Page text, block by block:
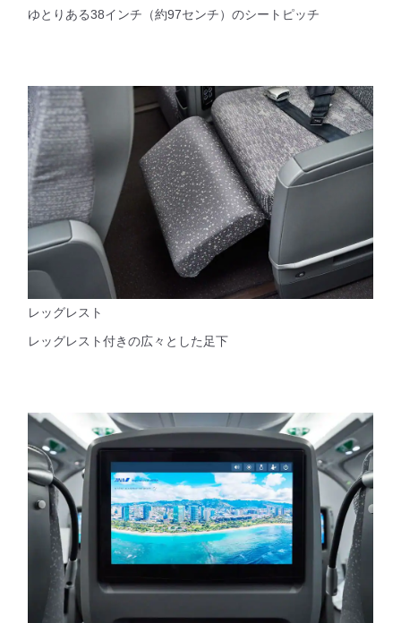
ゆとりある38インチ（約97センチ）のシートピッチ
レッグレスト
レッグレスト付きの広々とした足下